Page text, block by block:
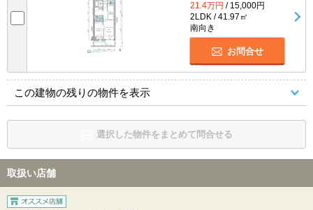
21.4万円 / 15,000円
2LDK / 41.97㎡
南向き
お問合せ
この建物の残りの物件を表示
選択した物件をまとめて問合せる
取扱い店舗